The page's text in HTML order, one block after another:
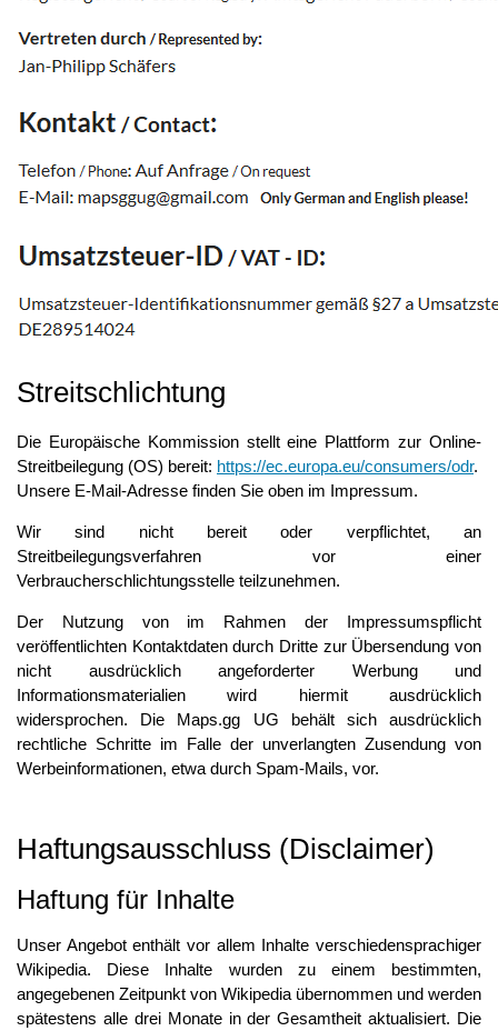
Streitschlichtung
Die Europäische Kommission stellt eine Plattform zur Online-
Streitbeilegung (OS) bereit: https://ec.europa.eu/consumers/odr.
Unsere E-Mail-Adresse finden Sie oben im Impressum.
Wir sind nicht bereit oder verpflichtet, an
Streitbeilegungsverfahren vor einer
Verbraucherschlichtungsstelle teilzunehmen.
Der Nutzung von im Rahmen der Impressumspflicht
veröffentlichten Kontaktdaten durch Dritte zur Übersendung von
nicht ausdrücklich angeforderter Werbung und
Informationsmaterialien wird hiermit ausdrücklich
widersprochen. Die Maps.gg UG behält sich ausdrücklich
rechtliche Schritte im Falle der unverlangten Zusendung von
Werbeinformationen, etwa durch Spam-Mails, vor.
Haftungsausschluss (Disclaimer)
Haftung für Inhalte
Unser Angebot enthält vor allem Inhalte verschiedensprachiger
Wikipedia. Diese Inhalte wurden zu einem bestimmten,
angegebenen Zeitpunkt von Wikipedia übernommen und werden
spätestens alle drei Monate in der Gesamtheit aktualisiert. Die